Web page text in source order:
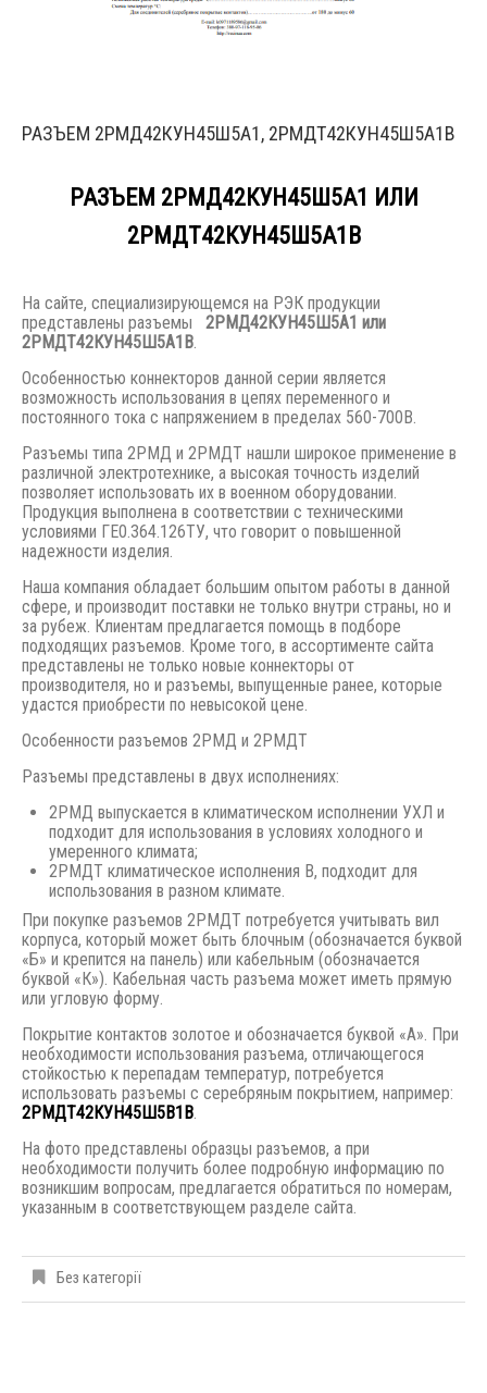
РАЗЪЕМ 2РМД42КУН45Ш5А1, 2РМДТ42КУН45Ш5А1В
РАЗЪЕМ 2РМД42КУН45Ш5А1 ИЛИ
2РМДТ42КУН45Ш5А1В
На сайте, специализирующемся на РЭК продукции
представлены разъемы 2РМД42КУН45Ш5А1 или
2РМДТ42КУН45Ш5А1В.
Особенностью коннекторов данной серии является
возможность использования в цепях переменного и
постоянного тока с напряжением в пределах 560-700В.
Разъемы типа 2РМД и 2РМДТ нашли широкое применение в
различной электротехнике, а высокая точность изделий
позволяет использовать их в военном оборудовании.
Продукция выполнена в соответствии с техническими
условиями ГЕ0.364.126ТУ, что говорит о повышенной
надежности изделия.
Наша компания обладает большим опытом работы в данной
сфере, и производит поставки не только внутри страны, но и
за рубеж. Клиентам предлагается помощь в подборе
подходящих разъемов. Кроме того, в ассортименте сайта
представлены не только новые коннекторы от
производителя, но и разъемы, выпущенные ранее, которые
удастся приобрести по невысокой цене.
Особенности разъемов 2РМД и 2РМДТ
Разъемы представлены в двух исполнениях:
2РМД выпускается в климатическом исполнении УХЛ и
подходит для использования в условиях холодного и
умеренного климата;
2РМДТ климатическое исполнения В, подходит для
использования в разном климате.
При покупке разъемов 2РМДТ потребуется учитывать вил
корпуса, который может быть блочным (обозначается буквой
«Б» и крепится на панель) или кабельным (обозначается
буквой «К»). Кабельная часть разъема может иметь прямую
или угловую форму.
Покрытие контактов золотое и обозначается буквой «А». При
необходимости использования разъема, отличающегося
стойкостью к перепадам температур, потребуется
использовать разъемы с серебряным покрытием, например:
2РМДТ42КУН45Ш5В1В.
На фото представлены образцы разъемов, а при
необходимости получить более подробную информацию по
возникшим вопросам, предлагается обратиться по номерам,
указанным в соответствующем разделе сайта.
Без категорії